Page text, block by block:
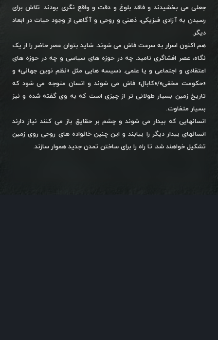
جعلی می بخشیدند و فاقد بلوغ و دقت و واقع نگری بودند. تلاش برای
رسیدن به آزادی فیزیکی، ذهنی و روحی و آگاهی از وجود حیات در ابعاد
دیگر.
هم اکنون اسرار به سرعت فاش می شوند. شاید بتوان عصر حاضر را از یک
نگاه، عصر افشاگری نامید. چه در حوزه های سیاسی و چه در حوزه های
اعتقادی و اجتماعی و یا علمی. دسیسه هایی مثل «نظم نوین جهانی» و
«حکومت مخفی»/«کابال» فاش می شوند و انسان متوجه می شود که
تاریخ زمین بسیار طولانی تر از چیزی است که به وی گفته شده و نیز
بسیار متفاوت.
انسانهایی که بیدار می شوند و چشم بر حقایق باز می کنند نیاز دارند
انسانهای بیدار دیگر را بیابند و این چنین خانواده های روحی روی زمین
تشکیل خواهند شد، تا راه را برای ساختن تمدن جدید هموار سازند.